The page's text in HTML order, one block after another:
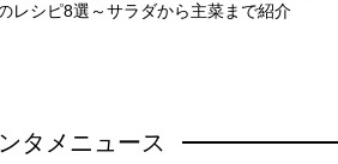
レシピ8選～サラダから主菜まで紹介
タメニュース